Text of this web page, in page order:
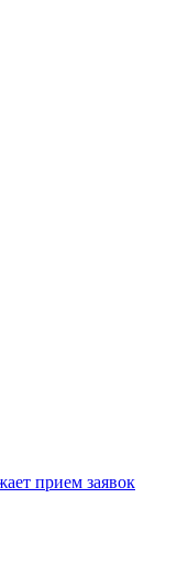
прием заявок